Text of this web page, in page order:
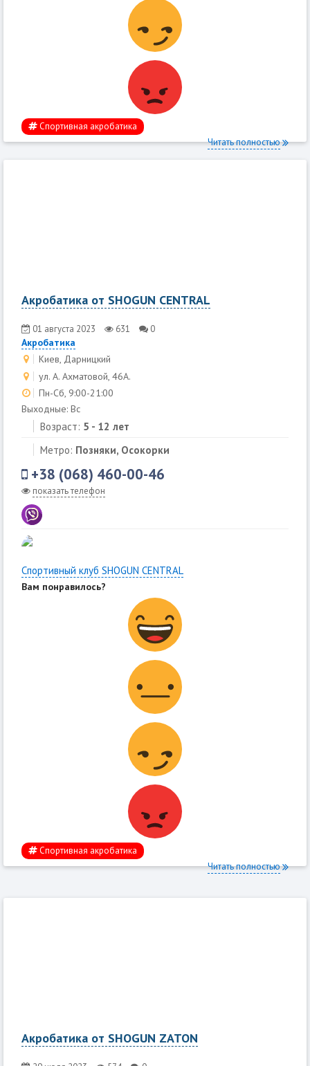
Спортивная акробатика
Читать полностью
Акробатика от SHOGUN CENTRAL
01 августа 2023 631 0
Акробатика
Киев, Дарницкий
ул. А. Ахматовой, 46А.
Пн-Сб, 9:00-21:00
Выходные: Вс
Возраст: 5 - 12 лет
Метро: Позняки, Осокорки
+38 (068) 460-00-46
показать телефон
Спортивный клуб SHOGUN CENTRAL
Вам понравилось?
Спортивная акробатика
Читать полностью
Акробатика от SHOGUN ZATON